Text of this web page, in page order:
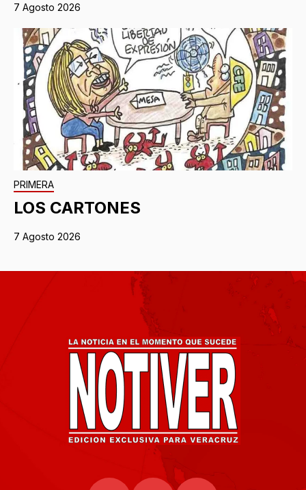
7 Agosto 2026
PRIMERA
LOS CARTONES
7 Agosto 2026